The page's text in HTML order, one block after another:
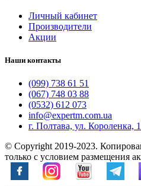
Личный кабинет
Производители
Акции
Наши контакты
(099) 738 61 51
(067) 748 03 88
(0532) 612 073
info@expertm.com.ua
г. Полтава, ул. Короленка,
© Copyright 2019-2023.
только с условием размещения